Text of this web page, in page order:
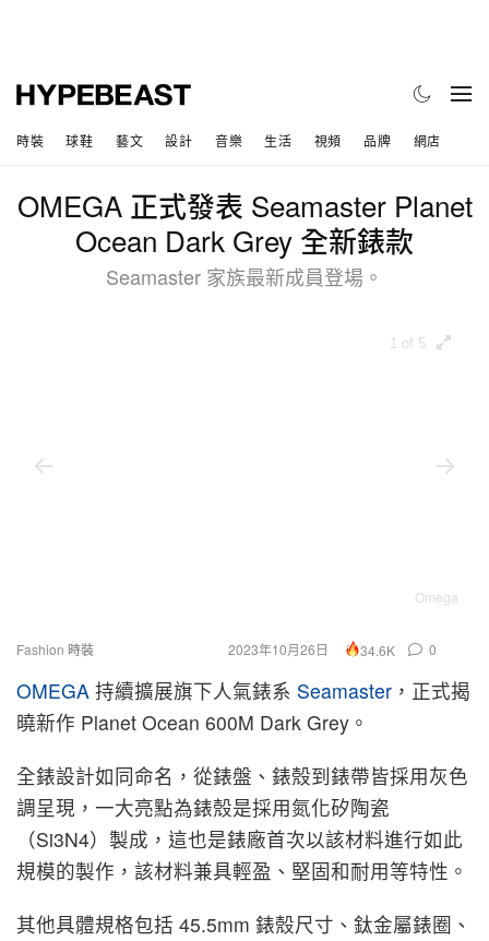
時裝 球鞋 藝文 設計 音樂 生活 視頻 品牌 網店
OMEGA 正式發表 Seamaster Planet
Ocean Dark Grey 全新錶款
Seamaster 家族最新成員登場。
1 of 5
Omega
Fashion 時裝 2023年10月26日 34.6K 0
OMEGA 持續擴展旗下人氣錶系 Seamaster ，正式揭
曉新作 Planet Ocean 600M Dark Grey。
全錶設計如同命名，從錶盤、錶殼到錶帶皆採用灰色
調呈現，一大亮點為錶殼是採用氮化矽陶瓷
（Si3N4）製成，這也是錶廠首次以該材料進行如此
規模的製作，該材料兼具輕盈、堅固和耐用等特性。
其他具體規格包括 45.5mm 錶殼尺寸、鈦金屬錶圈、